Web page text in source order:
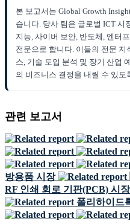
본 보고서는 Global Growth
습니다. 당사 팀은 글로벌 ICT 시
지능, 사이버 보안, 반도체, 엔터
전문으로 합니다. 이들의 전문
스, 기술 도입 분석 및 장기 산업
의 비즈니스 결정을 내릴 수 있도
관련 보고서
방용품 시장
RF 인쇄 회로 기판(PCB) 시장
폴리하이드